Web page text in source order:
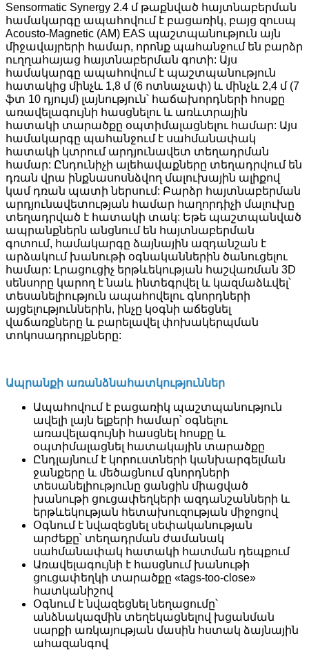
Sensormatic Synergy 2.4 մ թաքնված հայտնաբերման
համակարգը ապահովում է բացառիկ, բայց զուսպ
Acousto-Magnetic (AM) EAS պաշտպանություն այն
միջավայրերի համար, որոնք պահանջում են բարձր
ուղղահայաց հայտնաբերման գոտի: Այս
համակարգը ապահովում է պաշտպանություն
հատակից մինչև 1,8 մ (6 ոտնաչափ) և մինչև 2,4 մ (7
ֆտ 10 դյույմ) լայնություն՝ հաճախորդների հոսքը
առավելագույնի հասցնելու և առևտրային
հատակի տարածքը օպտիմալացնելու համար: Այս
համակարգը պահանջում է սահմանափակ
հատակի կտրում արդյունավետ տեղադրման
համար: Ընդունիչի ալեհավաքները տեղադրվում են
դռան վրա ինքնասոսնձվող մալուխային ալիքով
կամ դռան պատի ներսում: Բարձր հայտնաբերման
արդյունավետության համար հաղորդիչի մալուխը
տեղադրված է հատակի տակ: Եթե ​​պաշտպանված
ապրանքներն անցնում են հայտնաբերման
գոտում, համակարգը ձայնային ազդանշան է
արձակում խանութի օգնականներին ծանուցելու
համար: Լրացուցիչ երթևեկության հաշվառման 3D
սենսորը կարող է նաև ինտեգրվել և կազմաձևվել՝
տեսանելիություն ապահովելու գնորդների
այցելություններին, ինչը կօգնի աճեցնել
վաճառքները և բարելավել փոխակերպման
տոկոսադրույքները:
Ապրանքի առանձնահատկություններ
Ապահովում է բացառիկ պաշտպանություն
ավելի լայն ելքերի համար՝ օգնելու
առավելագույնի հասցնել հոսքը և
օպտիմալացնել հատակային տարածքը
Ընդլայնում է կորուստների կանխարգելման
ջանքերը և մեծացնում գնորդների
տեսանելիությունը ցանցին միացված
խանութի ցուցափեղկերի ազդանշանների և
երթևեկության հետախուզության միջոցով
Օգնում է նվազեցնել սեփականության
արժեքը՝ տեղադրման ժամանակ
սահմանափակ հատակի հատման դեպքում
Առավելագույնի է հասցնում խանութի
ցուցափեղկի տարածքը «tags-too-close»
հատկանիշով
Օգնում է նվազեցնել նեղացումը՝
անձնակազմին տեղեկացնելով խցանման
սարքի առկայության մասին հստակ ձայնային
ահազանգով